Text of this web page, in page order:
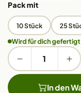
Pack mit
10 Stück 25
Wird für dich gefertigt
In den